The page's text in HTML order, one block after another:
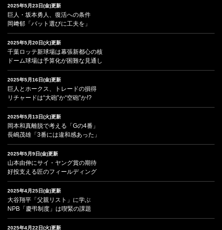
2025年5月23日(金)更新
巨人・坂本勇人、復活への条件
岡﨑郁「バット選びに工夫を」
2025年5月20日(火)更新
千葉ロッテ新球場は幕張新都心の核
ドーム球場は予算化が困難な見通し
2025年5月16日(金)更新
巨人とホークス、トレードの損得
リチャードは“大砲”か“空砲”か!?
2025年5月13日(火)更新
岡本和真離脱で考える「Gの4番」
長嶋茂雄「3番には違和感あった」
2025年5月9日(金)更新
山本由伸にサイ・ヤング賞の期待
好投支える匠のフィールディング
2025年4月25日(金)更新
大谷翔平「父親リスト」に学ぶ
NPB「慶弔制度」は喫緊の課題
2025年4月22日(火)更新